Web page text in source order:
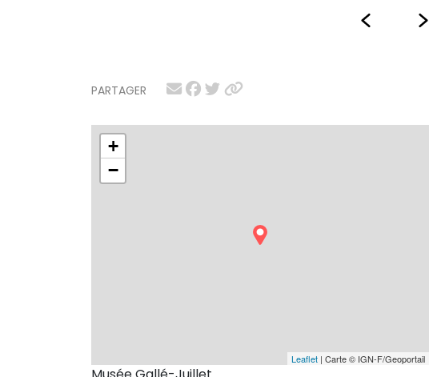
PARTAGER
+
−
Leaflet | Carte © IGN-F/Geoportail